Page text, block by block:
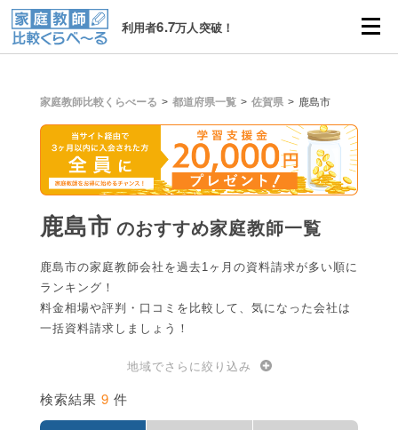
利用者6.7万人突破！
家庭教師比較くらべーる 都道府県一覧 佐賀県 鹿島市
鹿島市 のおすすめ家庭教師一覧
鹿島市の家庭教師会社を過去1ヶ月の資料請求が多い順に
ランキング！
料金相場や評判・口コミを比較して、気になった会社は
一括資料請求しましょう！
地域でさらに絞り込み
検索結果 9 件